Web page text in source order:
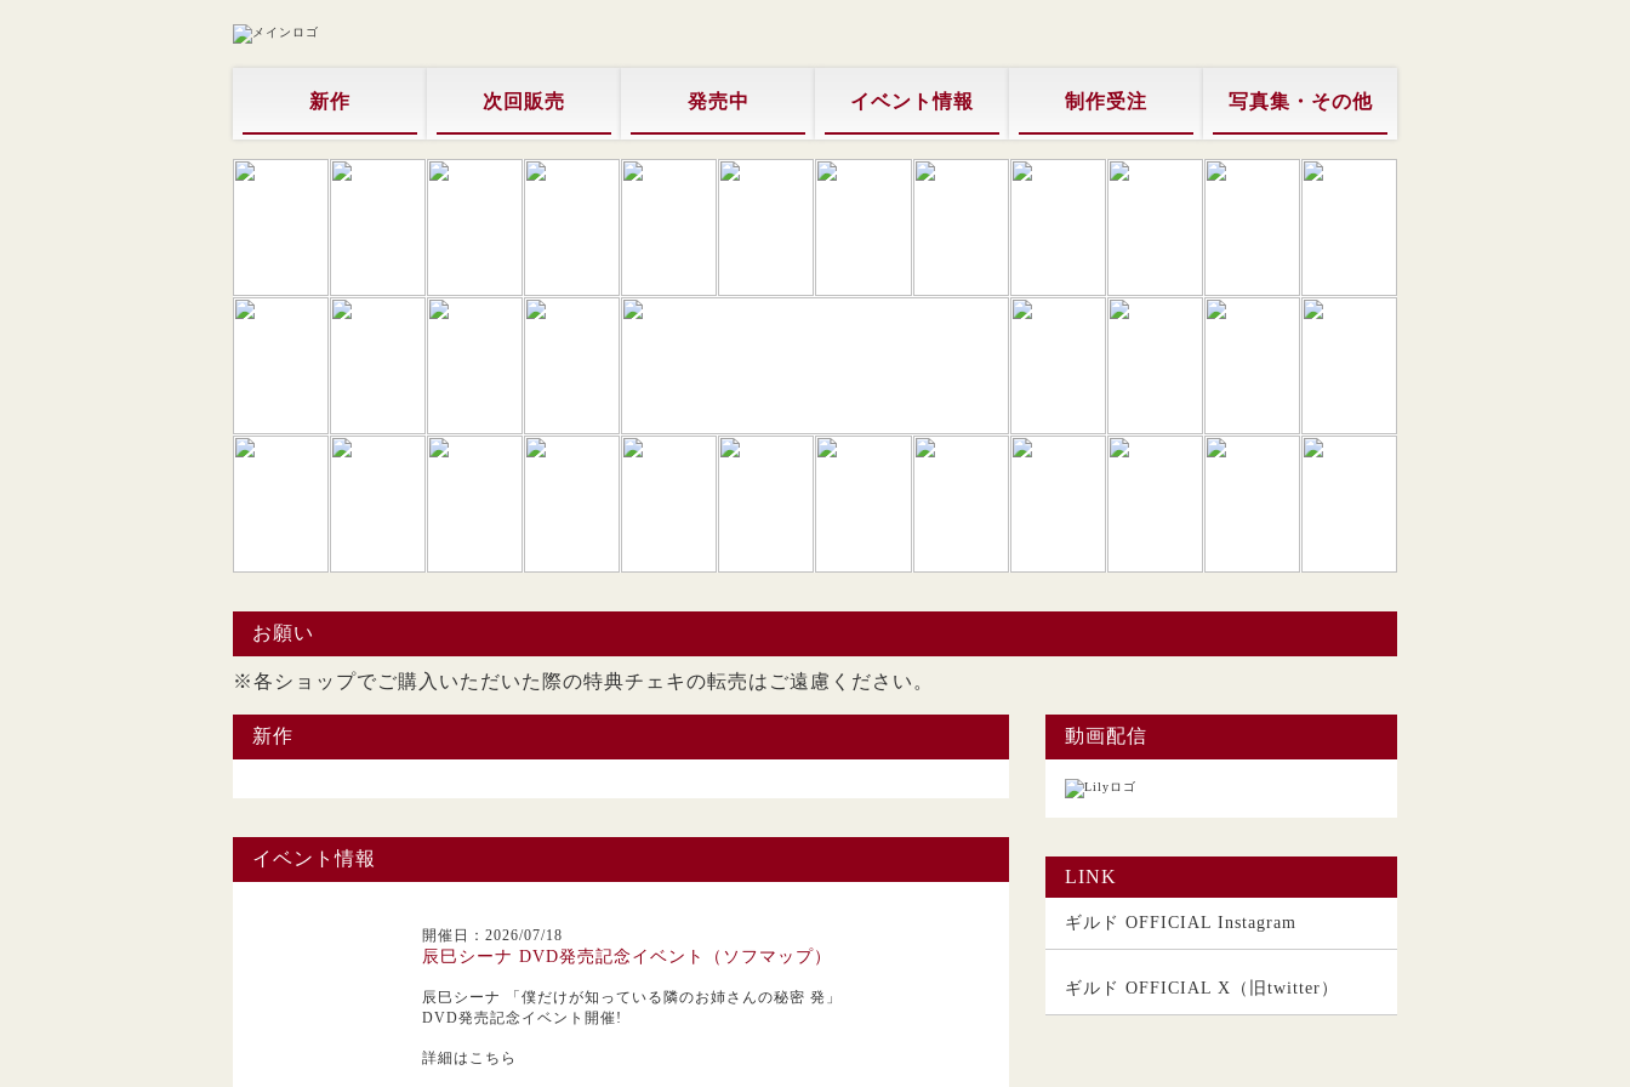
新作 次回販売 発売中 イベント情報 制作受注 写真集・その他
お願い
※各ショップでご購入いただいた際の特典チェキの転売はご遠慮ください。
新作
イベント情報
開催日：2026/07/18
辰巳シーナ DVD発売記念イベント（ソフマップ）
辰巳シーナ
「僕だけが知っている隣のお姉さんの秘密 発」
DVD発売記念イベント開催!
詳細はこちら
動画配信
LINK
ギルド OFFICIAL Instagram
ギルド OFFICIAL X（旧twitter）